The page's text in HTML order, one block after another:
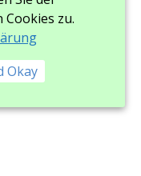
zu.
Okay